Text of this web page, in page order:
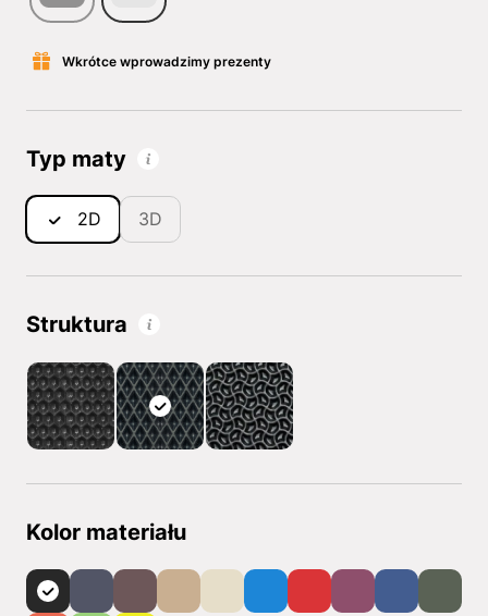
Wkrótce wprowadzimy prezenty
Typ maty
2D 3D
Struktura
Kolor materiału